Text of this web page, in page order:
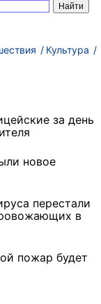
Культура
за день
новое
перестали
в
пожар будет